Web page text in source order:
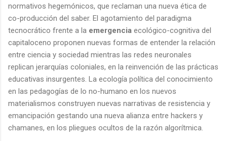
normativos hegemónicos, que reclaman una nueva ética de
co-producción del saber. El agotamiento del paradigma
tecnocrático frente a la emergencia ecológico-cognitiva del
capitaloceno proponen nuevas formas de entender la relación
entre ciencia y sociedad mientras las redes neuronales
replican jerarquías coloniales, en la reinvención de las prácticas
educativas insurgentes. La ecología política del conocimiento
en las pedagogías de lo no-humano en los nuevos
materialismos construyen nuevas narrativas de resistencia y
emancipación gestando una nueva alianza entre hackers y
chamanes, en los pliegues ocultos de la razón algorítmica.